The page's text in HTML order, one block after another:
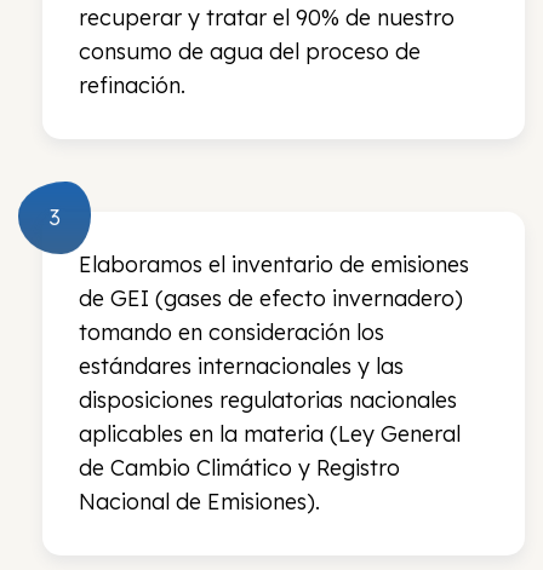
recuperar y tratar el 90% de nuestro
consumo de agua del proceso de
refinación.
Elaboramos el inventario de emisiones
de GEI (gases de efecto invernadero)
tomando en consideración los
estándares internacionales y las
disposiciones regulatorias nacionales
aplicables en la materia (Ley General
de Cambio Climático y Registro
Nacional de Emisiones).